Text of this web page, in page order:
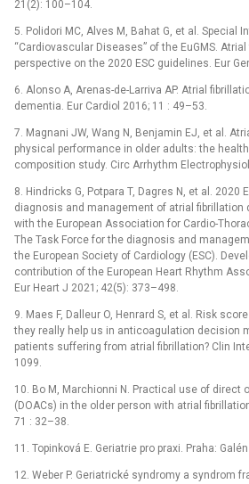
21(2): 100–104.
5. Polidori MC, Alves M, Bahat G, et al. Special
“Cardiovascular Diseases” of the EuGMS.
perspective on the 2020 ESC guidelines. Eur
6. Alonso A, Arenas-de-Larriva AP. Atrial
dementia. Eur Cardiol 2016; 11 : 49–53.
7. Magnani JW, Wang N, Benjamin EJ, et al.
physical performance in older adults: the
composition study. Circ Arrhythm
8. Hindricks G, Potpara T, Dagres N, et al. 2020
diagnosis and management of atrial fibrillation
with the European Association for Cardio-
The Task Force for the diagnosis and
the European Society of Cardiology (ESC).
contribution of the European Heart Rhythm
Eur Heart J 2021; 42(5): 373–498.
9. Maes F, Dalleur O, Henrard S, et al. Risk
they really help us in anticoagulation decision
patients suffering from atrial fibrillation? Clin
1099.
10. Bo M, Marchionni N. Practical use of direct
(DOACs) in the older person with atrial
71 : 32–38.
11. Topinková E. Geriatrie pro praxi. Praha:
12. Weber P. Geriatrické syndromy a syndrom